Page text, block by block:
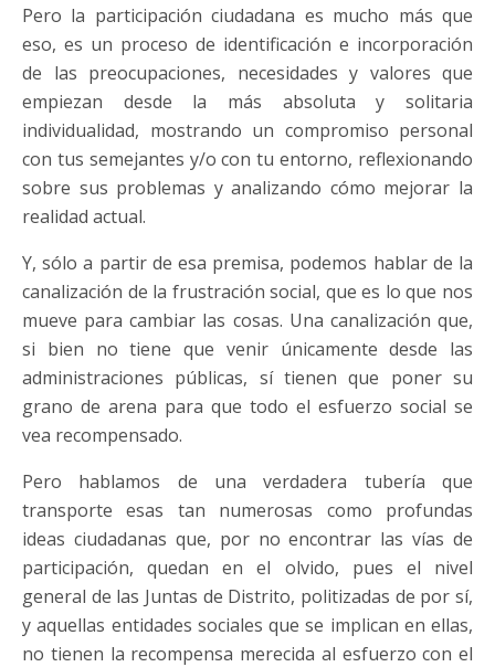
Pero la participación ciudadana es mucho más que
eso, es un proceso de identificación e incorporación
de las preocupaciones, necesidades y valores que
empiezan desde la más absoluta y solitaria
individualidad, mostrando un compromiso personal
con tus semejantes y/o con tu entorno, reflexionando
sobre sus problemas y analizando cómo mejorar la
realidad actual.
Y, sólo a partir de esa premisa, podemos hablar de la
canalización de la frustración social, que es lo que nos
mueve para cambiar las cosas. Una canalización que,
si bien no tiene que venir únicamente desde las
administraciones públicas, sí tienen que poner su
grano de arena para que todo el esfuerzo social se
vea recompensado.
Pero hablamos de una verdadera tubería que
transporte esas tan numerosas como profundas
ideas ciudadanas que, por no encontrar las vías de
participación, quedan en el olvido, pues el nivel
general de las Juntas de Distrito, politizadas de por sí,
y aquellas entidades sociales que se implican en ellas,
no tienen la recompensa merecida al esfuerzo con el